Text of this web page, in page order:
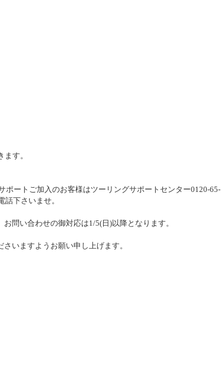
す。
ートご加入のお客様はツーリングサポートセンター0120-65-
下さいませ。
問い合わせの御対応は1/5(日)以降となります。
いますようお願い申し上げます。